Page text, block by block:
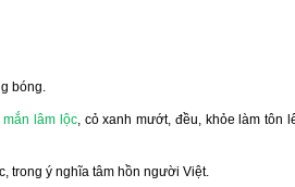
bóng.
mắn lâm lộc, cỏ xanh mướt, đều, khỏe làm tôn
trong ý nghĩa tâm hồn người Việt.